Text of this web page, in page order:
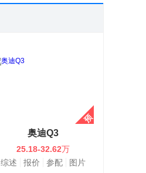
奥迪Q3
25.18-32.62万
综述
报价 参配 图片